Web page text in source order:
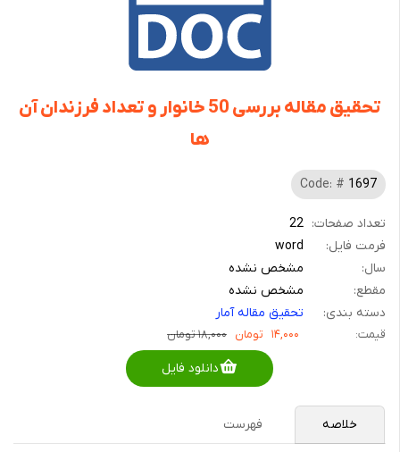
تحقیق مقاله بررسی 50 خانوار و تعداد فرزندان آن
ها
Code: # 1697
تعداد صفحات: 22
فرمت فایل:
word
سال:
مشخص نشده
مقطع:
مشخص نشده
دسته بندی:
تحقیق مقاله آمار
قیمت: ۱۴,۰۰۰ تومان ۱۸,۰۰۰ تومان
دانلود فایل
خلاصه فهرست